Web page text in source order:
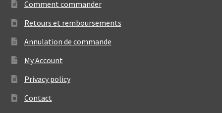
Comment commander
Retours et remboursements
Annulation de commande
My Account
Privacy policy
Contact